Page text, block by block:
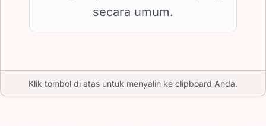
secara umum.
Klik tombol di atas untuk menyalin ke clipboard Anda.